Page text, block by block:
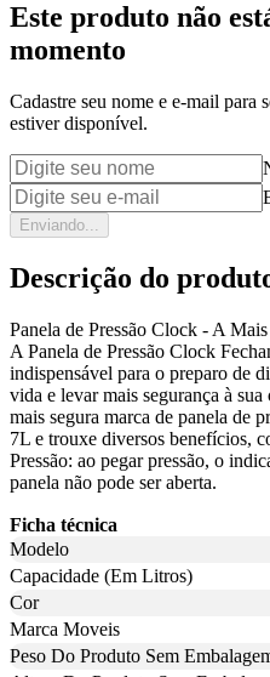
Este produto não
momento
Cadastre seu nome e e-mail para
estiver disponível.
Enviando...
Descrição do
Panela de Pressão Clock - A
A Panela de Pressão Clock
indispensável para o preparo de
vida e levar mais segurança à
mais segura marca de panela de
7L e trouxe diversos benefícios,
Pressão: ao pegar pressão, o
panela não pode ser aberta.
Ficha técnica
Modelo
Capacidade (Em Litros)
Cor
Marca Moveis
Peso Do Produto Sem